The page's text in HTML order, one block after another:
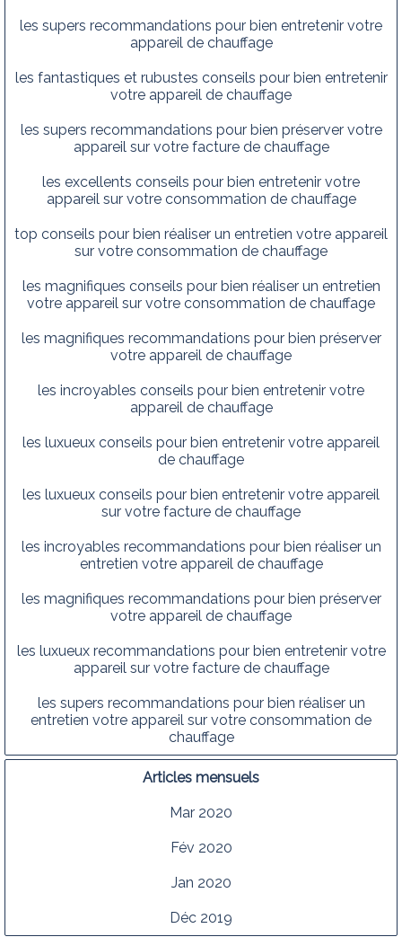
les supers recommandations pour bien entretenir votre
appareil de chauffage
les fantastiques et rubustes conseils pour bien entretenir
votre appareil de chauffage
les supers recommandations pour bien préserver votre
appareil sur votre facture de chauffage
les excellents conseils pour bien entretenir votre
appareil sur votre consommation de chauffage
top conseils pour bien réaliser un entretien votre appareil
sur votre consommation de chauffage
les magnifiques conseils pour bien réaliser un entretien
votre appareil sur votre consommation de chauffage
les magnifiques recommandations pour bien préserver
votre appareil de chauffage
les incroyables conseils pour bien entretenir votre
appareil de chauffage
les luxueux conseils pour bien entretenir votre appareil
de chauffage
les luxueux conseils pour bien entretenir votre appareil
sur votre facture de chauffage
les incroyables recommandations pour bien réaliser un
entretien votre appareil de chauffage
les magnifiques recommandations pour bien préserver
votre appareil de chauffage
les luxueux recommandations pour bien entretenir votre
appareil sur votre facture de chauffage
les supers recommandations pour bien réaliser un
entretien votre appareil sur votre consommation de
chauffage
Articles mensuels
Mar 2020
Fév 2020
Jan 2020
Déc 2019